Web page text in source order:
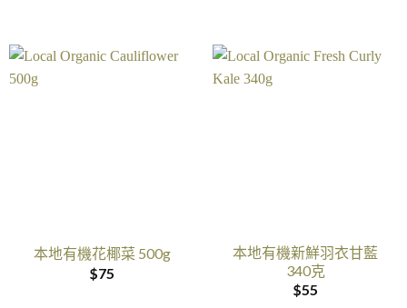
本地有機花椰菜 500g
$75
本地有機新鮮羽衣甘藍
340克
$55